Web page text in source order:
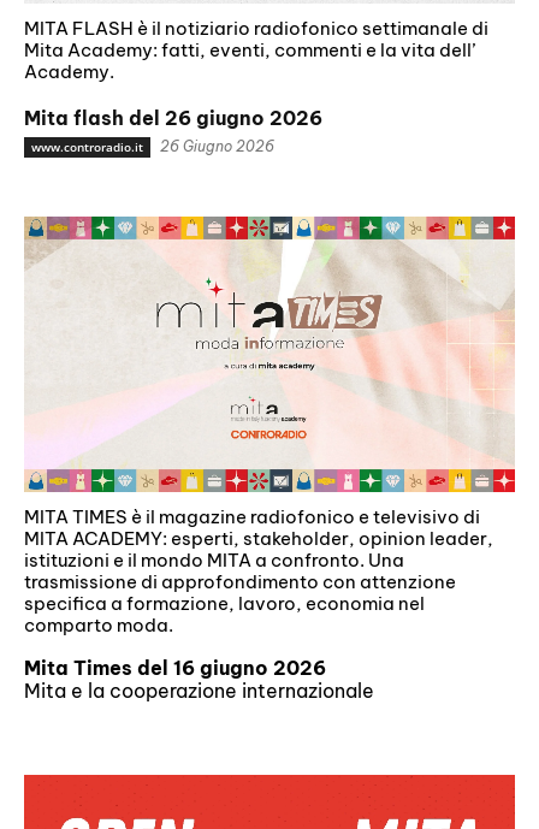
MITA FLASH è il notiziario radiofonico settimanale di
Mita Academy: fatti, eventi, commenti e la vita dell’
Academy.
Mita flash del 26 giugno 2026
www.controradio.it 26 Giugno 2026
MITA TIMES è il magazine radiofonico e televisivo di
MITA ACADEMY: esperti, stakeholder, opinion leader,
istituzioni e il mondo MITA a confronto. Una
trasmissione di approfondimento con attenzione
specifica a formazione, lavoro, economia nel
comparto moda.
Mita Times del 16 giugno 2026
Mita e la cooperazione internazionale